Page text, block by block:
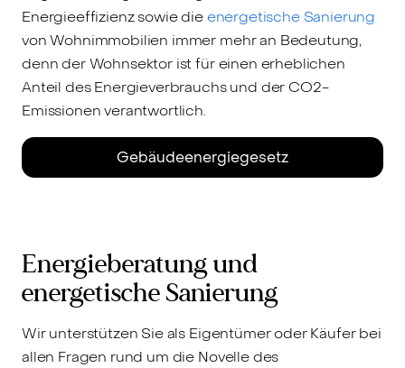
Energieeffizienz sowie dieenergetische Sanierung
von Wohnimmobilien immer mehr an Bedeutung,
denn der Wohnsektor ist für einen erheblichen
Anteil des Energieverbrauchs und der CO2-
Emissionen verantwortlich.
Gebäudeenergiegesetz
Energieberatung und
energetische Sanierung
Wir unterstützen Sie als Eigentümer oder Käufer bei
allen Fragen rund um die Novelle des